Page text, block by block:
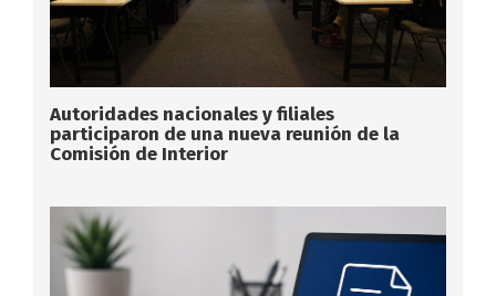
Autoridades nacionales y filiales
participaron de una nueva reunión de la
Comisión de Interior